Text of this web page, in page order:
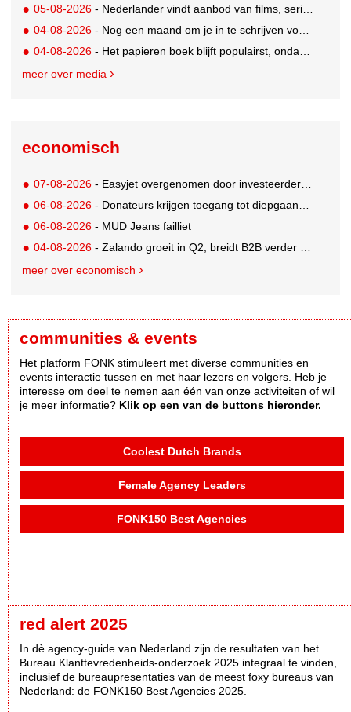
05-08-2026 - Nederlander vindt aanbod van films, series en sport vaak versnipperd
04-08-2026 - Nog een maand om je in te schrijven voor de Mercurs 2026
04-08-2026 - Het papieren boek blijft populairst, ondanks digitale alternatieven
meer over media
economisch
07-08-2026 - Easyjet overgenomen door investeerder Apollo
06-08-2026 - Donateurs krijgen toegang tot diepgaandere informatie over goede doelen
06-08-2026 - MUD Jeans failliet
04-08-2026 - Zalando groeit in Q2, breidt B2B verder uit en innoveert met AI
meer over economisch
communities & events
Het platform FONK stimuleert met diverse communities en
events interactie tussen en met haar lezers en volgers. Heb je
interesse om deel te nemen aan één van onze activiteiten of wil
je meer informatie? Klik op een van de buttons hieronder.
Coolest Dutch Brands
Female Agency Leaders
FONK150 Best Agencies
red alert 2025
In dè agency-guide van Nederland zijn de resultaten van het
Bureau Klanttevredenheids-onderzoek 2025 integraal te vinden,
inclusief de bureaupresentaties van de meest foxy bureaus van
Nederland: de FONK150 Best Agencies 2025.